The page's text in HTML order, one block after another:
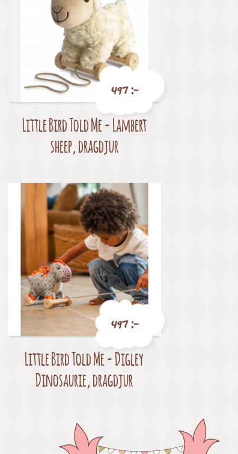
Pris
497 :-
Little Bird Told Me - Lambert
sheep, dragdjur
Pris
497 :-
Little Bird Told Me - Digley
Dinosaurie, dragdjur